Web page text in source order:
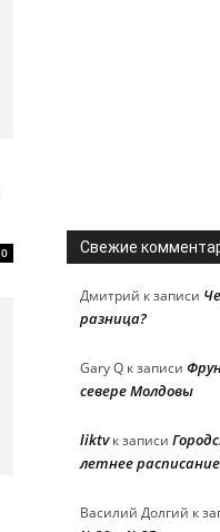
0 Свежие
Дмитрий к записи
разница?
Gary Q к записи
севере Молдовы
liktvк записи
летнее расписание
Василий Долгий к